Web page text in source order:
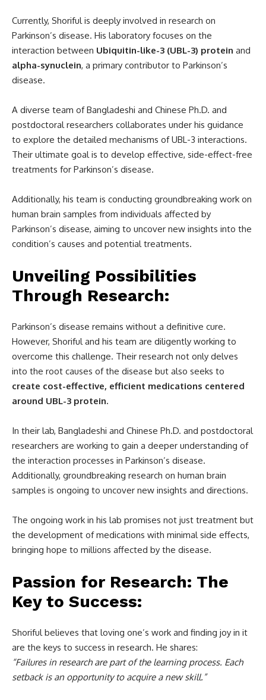
Currently, Shoriful is deeply involved in research on
Parkinson’s disease. His laboratory focuses on the
interaction between Ubiquitin-like-3 (UBL-3) protein and
alpha-synuclein, a primary contributor to Parkinson’s
disease.
A diverse team of Bangladeshi and Chinese Ph.D. and
postdoctoral researchers collaborates under his guidance
to explore the detailed mechanisms of UBL-3 interactions.
Their ultimate goal is to develop effective, side-effect-free
treatments for Parkinson’s disease.
Additionally, his team is conducting groundbreaking work on
human brain samples from individuals affected by
Parkinson’s disease, aiming to uncover new insights into the
condition’s causes and potential treatments.
Unveiling Possibilities
Through Research:
Parkinson’s disease remains without a definitive cure.
However, Shoriful and his team are diligently working to
overcome this challenge. Their research not only delves
into the root causes of the disease but also seeks to
create cost-effective, efficient medications centered
around UBL-3 protein.
In their lab, Bangladeshi and Chinese Ph.D. and postdoctoral
researchers are working to gain a deeper understanding of
the interaction processes in Parkinson’s disease.
Additionally, groundbreaking research on human brain
samples is ongoing to uncover new insights and directions.
The ongoing work in his lab promises not just treatment but
the development of medications with minimal side effects,
bringing hope to millions affected by the disease.
Passion for Research: The
Key to Success:
Shoriful believes that loving one’s work and finding joy in it
are the keys to success in research. He shares:
“Failures in research are part of the learning process. Each
setback is an opportunity to acquire a new skill.”